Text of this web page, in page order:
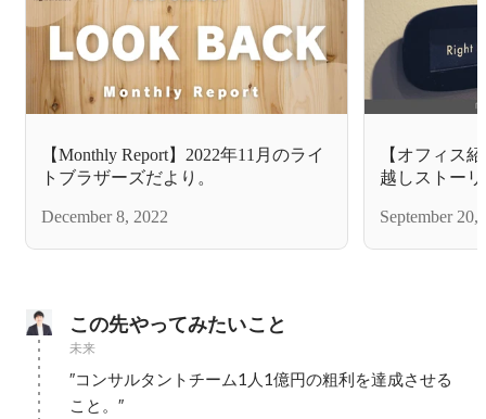
【Monthly Report】2022年11月のライ
トブラザーズだより。
December 8, 2022
【オフィス
越しストー
September 20,
この先やってみたいこと
未来
″コンサルタントチーム1人1億円の粗利を達成させる
こと。″